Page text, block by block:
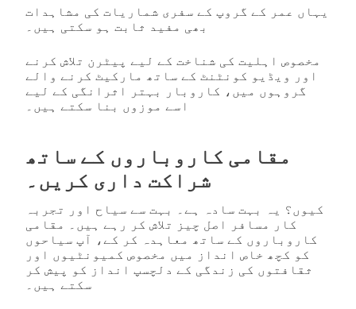
یہاں عمر کے گروپ کے سفری شماریات کی مشاہدات
بھی مفید ثابت ہو سکتی ہیں۔
مخصوص اہلیت کی شناخت کے لیے پیٹرن تلاش کرنے
اور ویڈیو کونٹنٹ کے ساتھ مارکیٹ کرنے والے
گروہوں میں، کاروبار بہتر اثرانگی کے لیے
اسے موزوں بنا سکتے ہیں۔
مقامی کاروباروں کے ساتھ
شراکت داری کریں۔
کیوں؟ یہ بہت سادہ ہے۔ بہت سے سیاح اور تجربہ
کار مسافر اصل چیز تلاش کر رہے ہیں۔ مقامی
کاروباروں کے ساتھ معاہدہ کر کے، آپ سیاحوں
کو کچھ خاص انداز میں مخصوص کمیونٹیوں اور
ثقافتوں کی زندگی کے دلچسپ انداز کو پیش کر
سکتے ہیں۔